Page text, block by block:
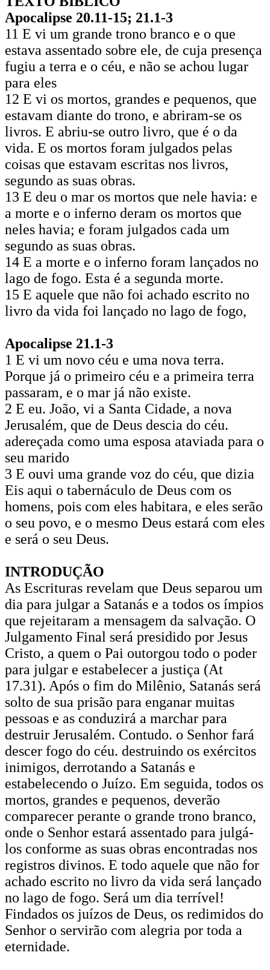
Apocalipse 20.11-15; 21.1-3
11 E vi um grande trono branco e o que
estava assentado sobre ele, de cuja presença
fugiu a terra e o céu, e não se achou lugar
para eles
12 E vi os mortos, grandes e pequenos, que
estavam diante do trono, e abriram-se os
livros. E abriu-se outro livro, que é o da
vida. E os mortos foram julgados pelas
coisas que estavam escritas nos livros,
segundo as suas obras.
13 E deu o mar os mortos que nele havia: e
a morte e o inferno deram os mortos que
neles havia; e foram julgados cada um
segundo as suas obras.
14 E a morte e o inferno foram lançados no
lago de fogo. Esta é a segunda morte.
15 E aquele que não foi achado escrito no
livro da vida foi lançado no lago de fogo,
Apocalipse 21.1-3
1 E vi um novo céu e uma nova terra.
Porque já o primeiro céu e a primeira terra
passaram, e o mar já não existe.
2 E eu. João, vi a Santa Cidade, a nova
Jerusalém, que de Deus descia do céu.
adereçada como uma esposa ataviada para o
seu marido
3 E ouvi uma grande voz do céu, que dizia
Eis aqui o tabernáculo de Deus com os
homens, pois com eles habitara, e eles serão
o seu povo, e o mesmo Deus estará com eles
e será o seu Deus.
INTRODUÇÃO
As Escrituras revelam que Deus separou um
dia para julgar a Satanás e a todos os ímpios
que rejeitaram a mensagem da salvação. O
Julgamento Final será presidido por Jesus
Cristo, a quem o Pai outorgou todo o poder
para julgar e estabelecer a justiça (At
17.31). Após o fim do Milênio, Satanás será
solto de sua prisão para enganar muitas
pessoas e as conduzirá a marchar para
destruir Jerusalém. Contudo. o Senhor fará
descer fogo do céu. destruindo os exércitos
inimigos, derrotando a Satanás e
estabelecendo o Juízo. Em seguida, todos os
mortos, grandes e pequenos, deverão
comparecer perante o grande trono branco,
onde o Senhor estará assentado para julgá-
los conforme as suas obras encontradas nos
registros divinos. E todo aquele que não for
achado escrito no livro da vida será lançado
no lago de fogo. Será um dia terrível!
Findados os juízos de Deus, os redimidos do
Senhor o servirão com alegria por toda a
eternidade.